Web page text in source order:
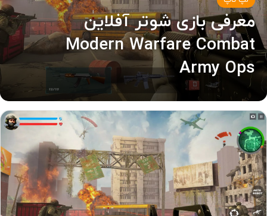
معرفی بازی شوتر آفلاین
Modern Warfare Combat
Army Ops